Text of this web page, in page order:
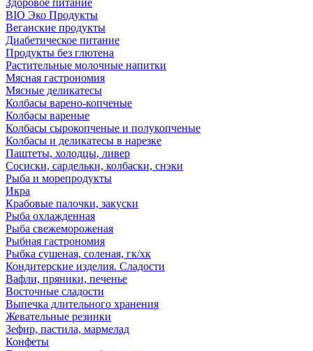
Здоровое питание
BIO Эко Продукты
Веганские продукты
Диабетическое питание
Продукты без глютена
Растительные молочные напитки
Мясная гастрономия
Мясные деликатесы
Колбасы варено-копченые
Колбасы вареные
Колбасы сырокопченые и полукопченые
Колбасы и деликатесы в нарезке
Паштеты, холодцы, ливер
Сосиски, сардельки, колбаски, снэки
Рыба и морепродукты
Икра
Крабовые палочки, закуски
Рыба охлажденная
Рыба свежемороженая
Рыбная гастрономия
Рыбка сушеная, соленая, гк/хк
Кондитерские изделия. Сладости
Вафли, пряники, печенье
Восточные сладости
Выпечка длительного хранения
Жевательные резинки
Зефир, пастила, мармелад
Конфеты